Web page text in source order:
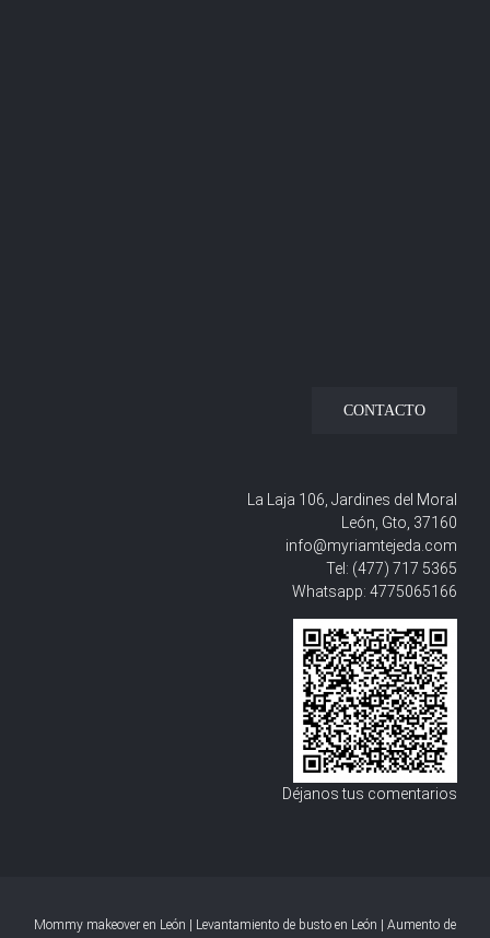
CONTACTO
La Laja 106, Jardines del Moral
León, Gto, 37160
info@myriamtejeda.com
Tel: (477) 717 5365
Whatsapp: 4775065166
Déjanos tus comentarios
Mommy makeover en León Levantamiento de busto en León Aumento de